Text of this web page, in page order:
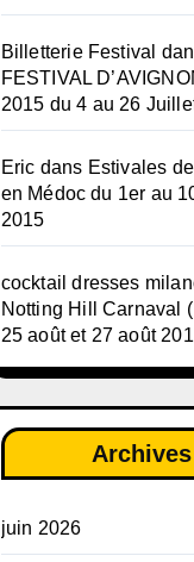
Billetterie Festival
FESTIVAL
2015 du 4 au 26
Eric dans Estivales
en Médoc du 1er au
2015
cocktail dresses
Notting Hill Carnaval
25 août et 27 août
Archives
juin 2026